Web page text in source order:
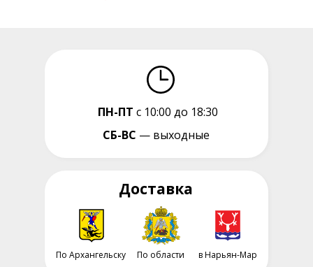
ПН-ПТ с 10:00 до 18:30
СБ-ВС — выходные
Доставка
По Архангельску в Нарьян-Мар
По области